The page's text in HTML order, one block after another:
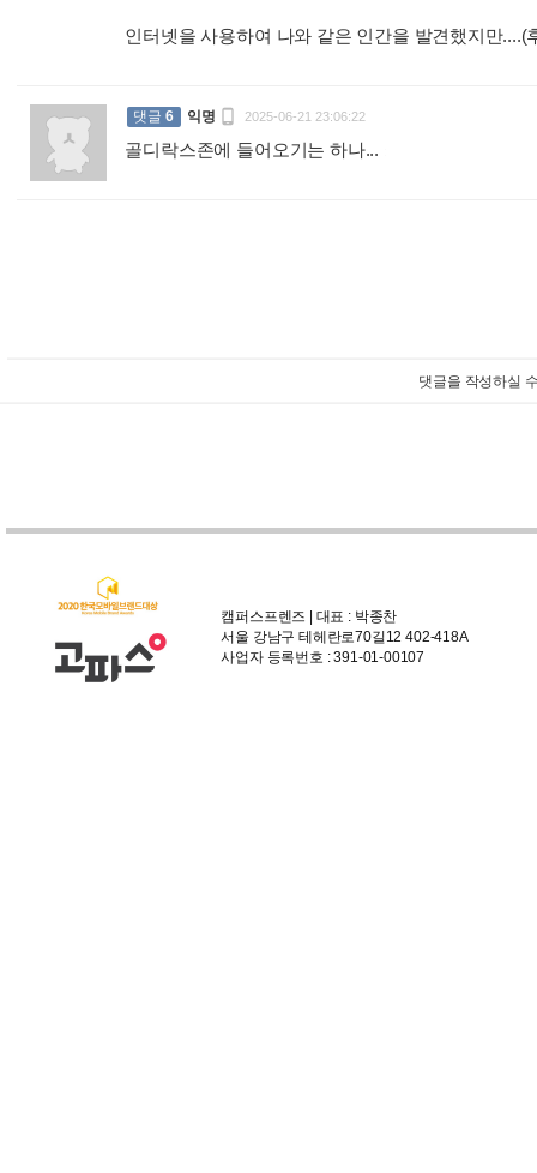
인터넷을 사용하여 나와 같은 인간을 발견했지만....(
댓글 6 익명  2025-06-21 23:06:22
골디락스존에 들어오기는 하나...
댓글을 작성하실
캠퍼스프렌즈 | 대표 : 박종찬
서울 강남구 테헤란로70길12 402-418A
사업자 등록번호 : 391-01-00107